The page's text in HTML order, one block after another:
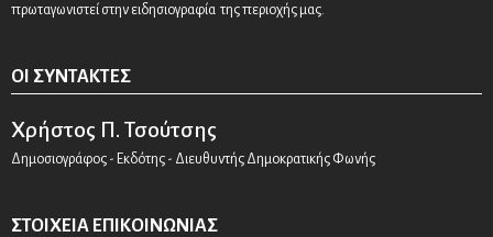
πρωταγωνιστεί στην ειδησιογραφία της περιοχής μας.
ΟΙ ΣΥΝΤΆΚΤΕΣ
Χρήστος Π. Τσούτσης
Δημοσιογράφος - Εκδότης - Διευθυντής Δημοκρατικής Φωνής
ΣΤΟΙΧΕΊΑ ΕΠΙΚΟΙΝΩΝΊΑΣ